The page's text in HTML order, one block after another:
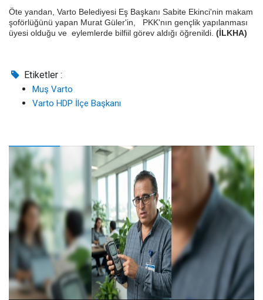
Öte yandan, Varto Belediyesi Eş Başkanı Sabite Ekinci'nin makam
şoförlüğünü yapan Murat Güler'in, PKK'nın gençlik yapılanması
üyesi olduğu ve eylemlerde bilfiil görev aldığı öğrenildi. (İLKHA)
Etiketler :
Muş Varto
Varto HDP İlçe Başkanı